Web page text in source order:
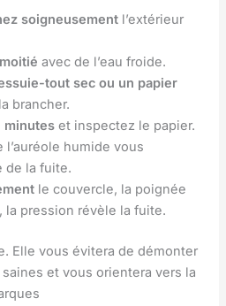
soigneusementl’extérieur
avec de l’eau froide.
tout sec ou un papier
brancher.
minuteset inspectez le papier.
l’auréole humide vous
de la fuite.
le couvercle, la poignée
la pression révèle la fuite.
Elle vous évitera de démonter
et vous orientera vers la